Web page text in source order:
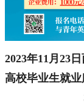
2023年11月23
高校毕业生就